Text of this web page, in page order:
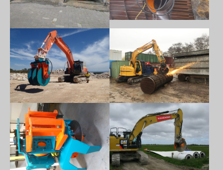
Show larger version Show larger version
Show larger version Show larger version